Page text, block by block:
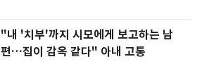
"내 '치부'까지 시모에게 보고하는 남
편…집이 감옥 같다" 아내 고통